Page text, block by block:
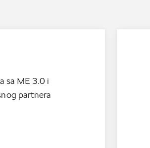
sa ME 3.0 i
partnera